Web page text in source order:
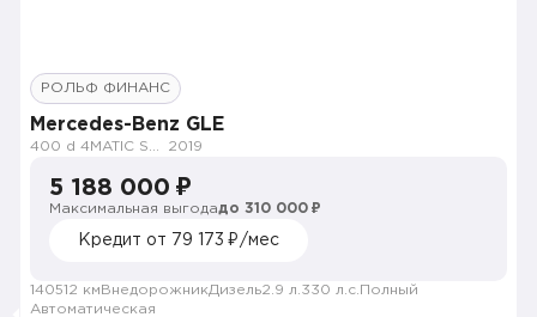
РОЛЬФ ФИНАНС
Mercedes-Benz GLE
2019
5 188 000 ₽
Максимальная выгодадо 310 000 ₽
Кредит от 79 173 ₽/мес
140512 км ВнедорожникДизель2.9 л. 330 л.с. Полный
Автоматическая